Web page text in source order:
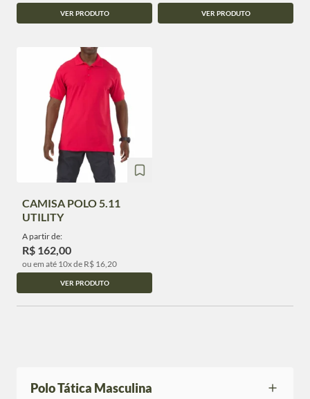
VER PRODUTO VER PRODUTO
CAMISA POLO 5.11
UTILITY
A partir de:
R$ 162,00
ou em até 10x de R$ 16,20
VER PRODUTO
Polo Tática Masculina